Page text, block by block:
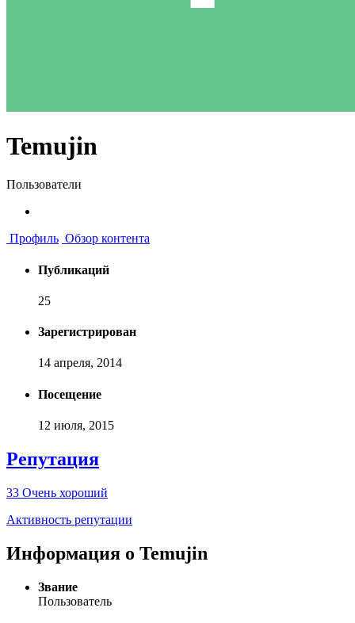
Temujin
Пользователи
Профиль Обзор контента
Публикаций
25
Зарегистрирован
14 апреля, 2014
Посещение
12 июля, 2015
Репутация
33 Очень хороший
Активность репутации
Информация о Temujin
Звание
Пользователь